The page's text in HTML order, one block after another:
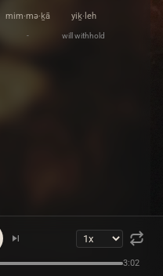
yiḵ·leh
will withhold
mim·mə·ḵā
-
3:02